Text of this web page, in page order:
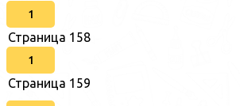
1
Страница 158
1
Страница 159